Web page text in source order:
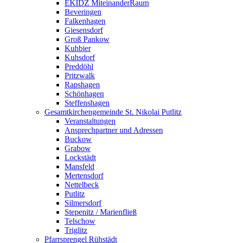
EKIDZ MiteinanderRaum
Beveringen
Falkenhagen
Giesensdorf
Groß Pankow
Kuhbier
Kuhsdorf
Preddöhl
Pritzwalk
Rapshagen
Schönhagen
Steffenshagen
Gesamtkirchengemeinde St. Nikolai Putlitz
Veranstaltungen
Ansprechpartner und Adressen
Buckow
Grabow
Lockstädt
Mansfeld
Mertensdorf
Nettelbeck
Putlitz
Silmersdorf
Stepenitz / Marienfließ
Telschow
Triglitz
Pfarrsprengel Rühstädt